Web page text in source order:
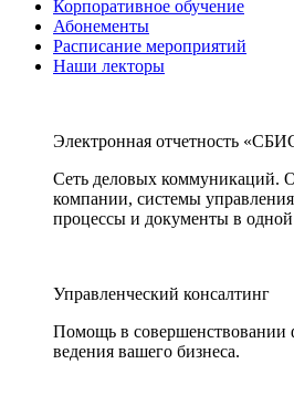
Корпоративное обучение
Абонементы
Расписание мероприятий
Наши лекторы
Электронная отчетность
Сеть деловых коммуникаций.
компании, системы
процессы и документы в одной
Управленческий консалтинг
Помощь в совершенствовании
ведения вашего бизнеса.